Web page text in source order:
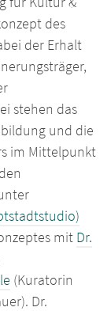
des
der Erhalt
stehen das
und die
im Mittelpunkt
mit Dr.
(Kuratorin
Dr.